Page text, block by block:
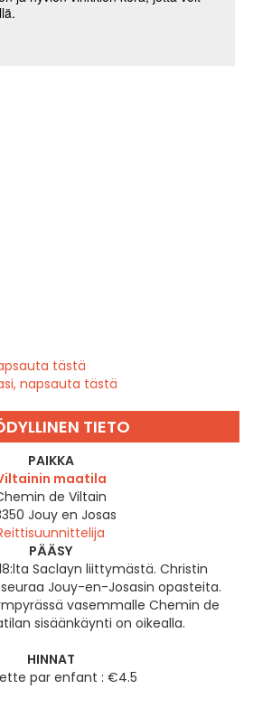
tästä
napsauta tästä
TIETO
PAIKKA
maatila
de Viltain
Jouy en Josas
PÄÄSY
Saclayn liittymästä. Christin
Jouy-en-Josasin opasteita.
vasemmalle Chemin de
sisäänkäynti on oikealla.
HINNAT
par enfant : €4.5